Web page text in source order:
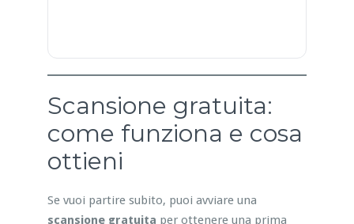
Scansione gratuita:
come funziona e cosa
ottieni
Se vuoi partire subito, puoi avviare una
scansione gratuita per ottenere una prima